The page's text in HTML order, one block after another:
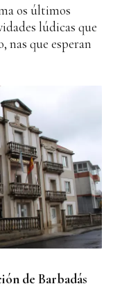
os últimos
lúdicas que
nas que esperan
de Barbadás